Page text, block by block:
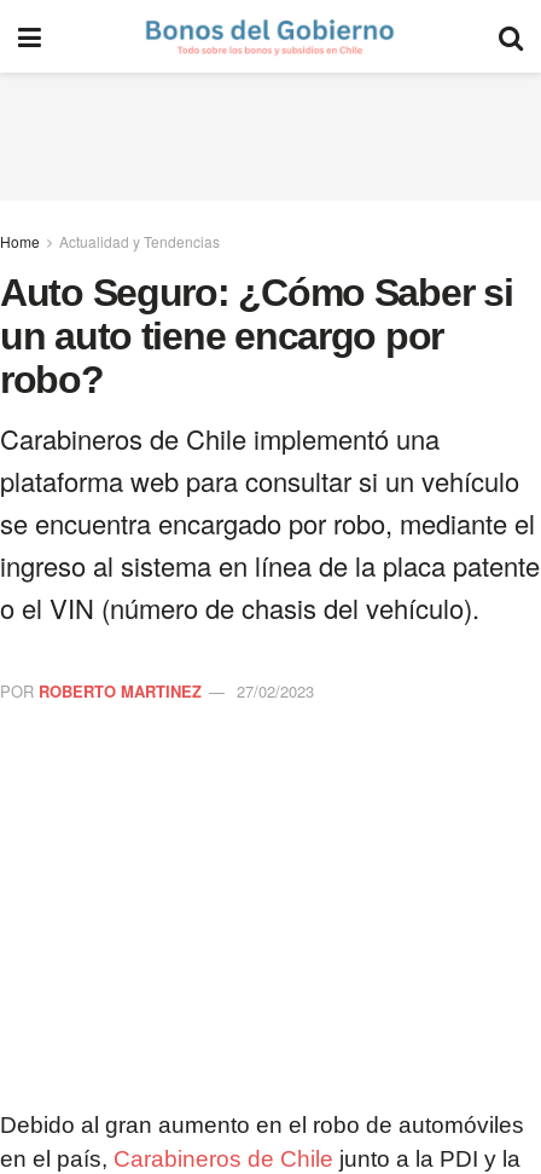
Home Actualidad y Tendencias
Auto Seguro: ¿Cómo Saber si
un auto tiene encargo por
robo?
Carabineros de Chile implementó una
plataforma web para consultar si un vehículo
se encuentra encargado por robo, mediante el
ingreso al sistema en línea de la placa patente
o el VIN (número de chasis del vehículo).
POR ROBERTO MARTINEZ 27/02/2023
Debido al gran aumento en el robo de automóviles
en el país, Carabineros de Chile junto a la PDI y la